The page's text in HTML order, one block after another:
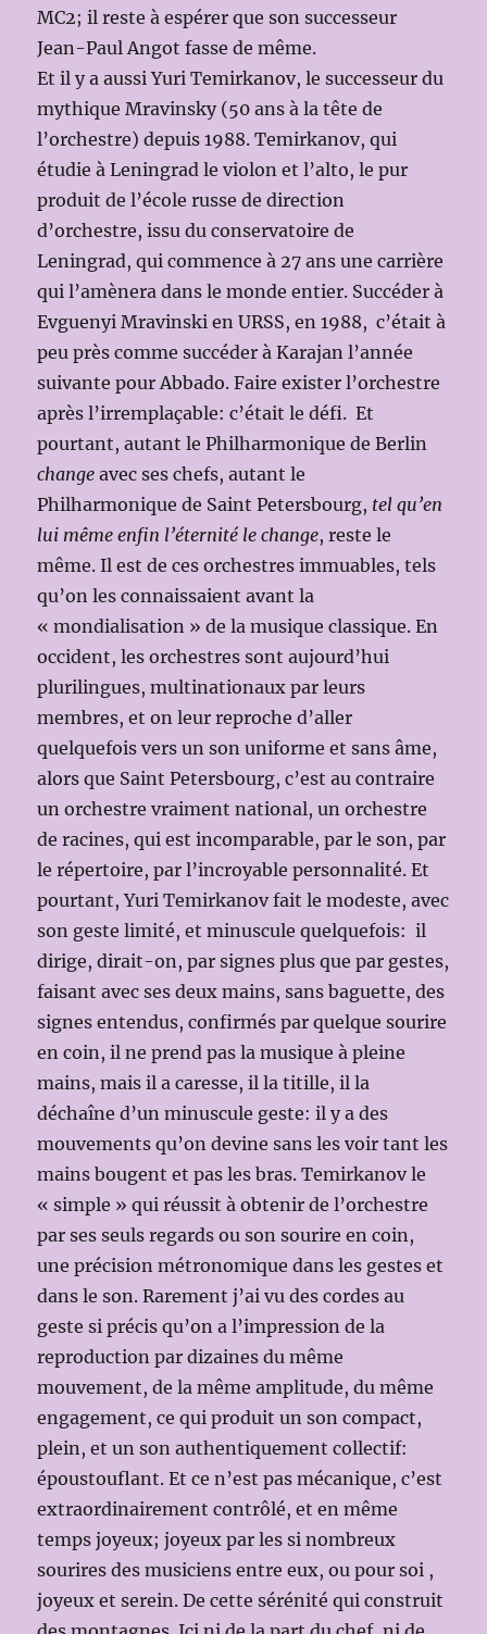
MC2; il reste à espérer que son successeur
Jean-Paul Angot fasse de même.
Et il y a aussi Yuri Temirkanov, le successeur du
mythique Mravinsky (50 ans à la tête de
l’orchestre) depuis 1988. Temirkanov, qui
étudie à Leningrad le violon et l’alto, le pur
produit de l’école russe de direction
d’orchestre, issu du conservatoire de
Leningrad, qui commence à 27 ans une carrière
qui l’amènera dans le monde entier. Succéder à
Evguenyi Mravinski en URSS, en 1988, c’était à
peu près comme succéder à Karajan l’année
suivante pour Abbado. Faire exister l’orchestre
après l’irremplaçable: c’était le défi. Et
pourtant, autant le Philharmonique de Berlin
change avec ses chefs, autant le
Philharmonique de Saint Petersbourg, tel qu’en
lui même enfin l’éternité le change, reste le
même. Il est de ces orchestres immuables, tels
qu’on les connaissaient avant la
« mondialisation » de la musique classique. En
occident, les orchestres sont aujourd’hui
plurilingues, multinationaux par leurs
membres, et on leur reproche d’aller
quelquefois vers un son uniforme et sans âme,
alors que Saint Petersbourg, c’est au contraire
un orchestre vraiment national, un orchestre
de racines, qui est incomparable, par le son, par
le répertoire, par l’incroyable personnalité. Et
pourtant, Yuri Temirkanov fait le modeste, avec
son geste limité, et minuscule quelquefois: il
dirige, dirait-on, par signes plus que par gestes,
faisant avec ses deux mains, sans baguette, des
signes entendus, confirmés par quelque sourire
en coin, il ne prend pas la musique à pleine
mains, mais il a caresse, il la titille, il la
déchaîne d’un minuscule geste: il y a des
mouvements qu’on devine sans les voir tant les
mains bougent et pas les bras. Temirkanov le
« simple » qui réussit à obtenir de l’orchestre
par ses seuls regards ou son sourire en coin,
une précision métronomique dans les gestes et
dans le son. Rarement j’ai vu des cordes au
geste si précis qu’on a l’impression de la
reproduction par dizaines du même
mouvement, de la même amplitude, du même
engagement, ce qui produit un son compact,
plein, et un son authentiquement collectif:
époustouflant. Et ce n’est pas mécanique, c’est
extraordinairement contrôlé, et en même
temps joyeux; joyeux par les si nombreux
sourires des musiciens entre eux, ou pour soi ,
joyeux et serein. De cette sérénité qui construit